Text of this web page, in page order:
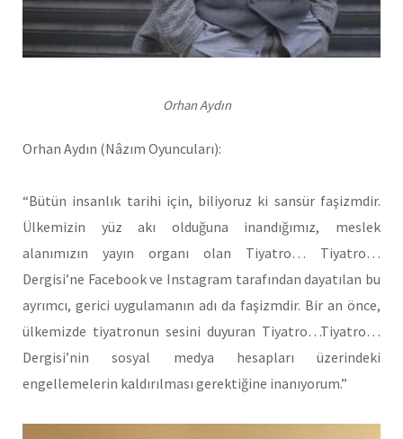
Orhan Aydın
Orhan Aydın (Nâzım Oyuncuları):
“Bütün insanlık tarihi için, biliyoruz ki sansür faşizmdir.
Ülkemizin yüz akı olduğuna inandığımız, meslek
alanımızın yayın organı olan Tiyatro… Tiyatro…
Dergisi’ne Facebook ve Instagram tarafından dayatılan bu
ayrımcı, gerici uygulamanın adı da faşizmdir. Bir an önce,
ülkemizde tiyatronun sesini duyuran Tiyatro…Tiyatro…
Dergisi’nin sosyal medya hesapları üzerindeki
engellemelerin kaldırılması gerektiğine inanıyorum.”